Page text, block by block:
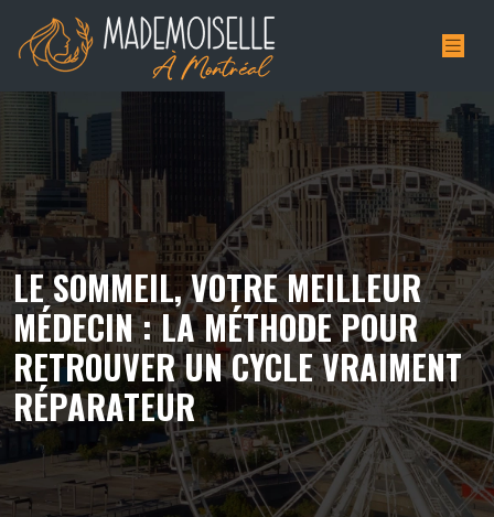
LE SOMMEIL, VOTRE MEILLEUR
MÉDECIN : LA MÉTHODE POUR
RETROUVER UN CYCLE VRAIMENT
RÉPARATEUR